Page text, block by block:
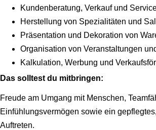
Kundenberatung, Verkauf und
Herstellung von Spezialitäten und
Präsentation und Dekoration von
Organisation von Veranstaltungen
Kalkulation, Werbung und
Das solltest du mitbringen:
Freude am Umgang mit Menschen,
Einfühlungsvermögen sowie ein
Auftreten.